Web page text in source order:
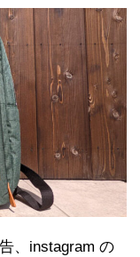
、instagram の